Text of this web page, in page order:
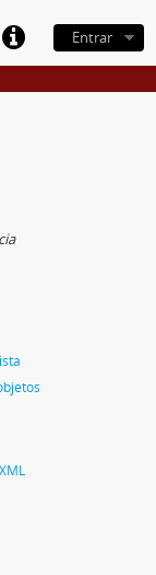
Entrar